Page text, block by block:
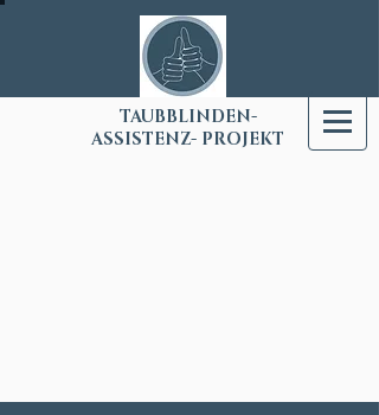
TAUBBLINDEN-
ASSISTENZ- PROJEKT